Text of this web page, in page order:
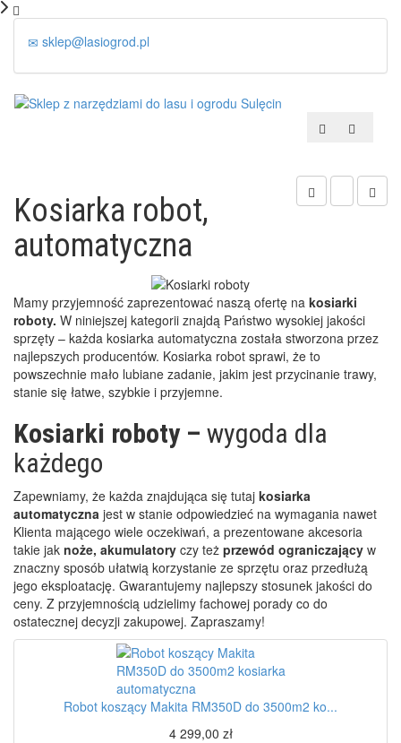
sklep@lasiogrod.pl
Kosiarka robot,
automatyczna
Mamy przyjemność zaprezentować naszą ofertę na kosiarki
roboty. W niniejszej kategorii znajdą Państwo wysokiej jakości
sprzęty – każda kosiarka automatyczna została stworzona przez
najlepszych producentów. Kosiarka robot sprawi, że to
powszechnie mało lubiane zadanie, jakim jest przycinanie trawy,
stanie się łatwe, szybkie i przyjemne.
Kosiarki roboty – wygoda dla
każdego
Zapewniamy, że każda znajdująca się tutaj kosiarka
automatyczna jest w stanie odpowiedzieć na wymagania nawet
Klienta mającego wiele oczekiwań, a prezentowane akcesoria
takie jak noże, akumulatory czy też przewód ograniczający w
znaczny sposób ułatwią korzystanie ze sprzętu oraz przedłużą
jego eksploatację. Gwarantujemy najlepszy stosunek jakości do
ceny. Z przyjemnością udzielimy fachowej porady co do
ostatecznej decyzji zakupowej. Zapraszamy!
Robot koszący Makita RM350D do 3500m2 ko...
4 299,00 zł